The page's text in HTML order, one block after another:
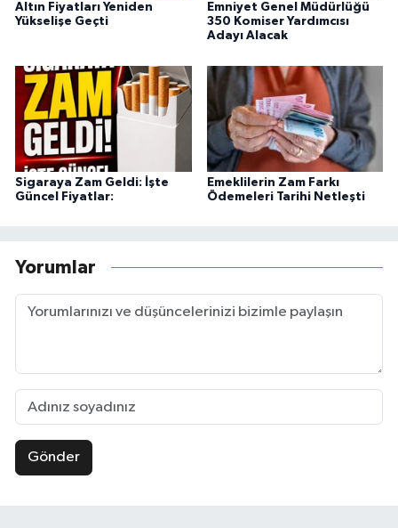
Altın Fiyatları Yeniden
Yükselişe Geçti
Emniyet Genel Müdürlüğü
350 Komiser Yardımcısı
Adayı Alacak
Sigaraya Zam Geldi: İşte
Güncel Fiyatlar:
Emeklilerin Zam Farkı
Ödemeleri Tarihi Netleşti
Yorumlar
Gönder